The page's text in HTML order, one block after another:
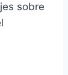
sobre